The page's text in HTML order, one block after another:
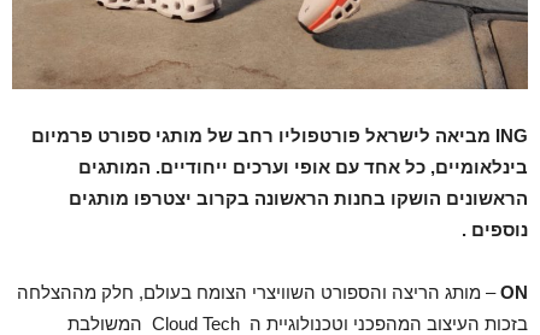
ING מביאה לישראל פורטפוליו רחב של מותגי ספורט פרמיום
בינלאומיים, כל אחד עם אופי וערכים ייחודיים. המותגים
הראשונים הושקו בחנות הראשונה בקרוב יצטרפו מותגים
נוספים .
ON– מותג הריצה והספורט השוויצרי הצומח בעולם, חלק מההצלחה
בזכות העיצוב המהפכני וטכנולוגיית ה Cloud Tech המשולבת